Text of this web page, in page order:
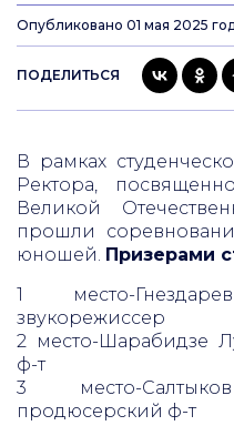
Опубликовано 01 мая 2025
ПОДЕЛИТЬСЯ
В рамках
Ректора,
Великой
прошли
юношей. Призерами
1 место-
звукорежиссер
2 место-Шарабидзе
ф-т
3 место-
продюсерский ф-т